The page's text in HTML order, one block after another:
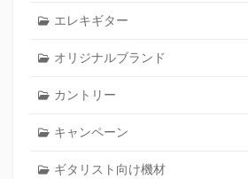
エレキギター
オリジナルブランド
カントリー
キャンペーン
ギタリスト向け機材